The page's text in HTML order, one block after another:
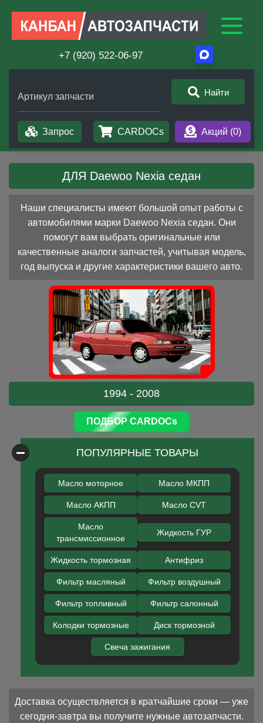
+7 (920) 522-06-97
Артикул запчасти Найти
Запрос CARDOCs Акций (0)
ДЛЯ Daewoo Nexia седан
Наши специалисты имеют большой опыт работы с
автомобилями марки Daewoo Nexia седан. Они
помогут вам выбрать оригинальные или
качественные аналоги запчастей, учитывая модель,
год выпуска и другие характеристики вашего авто.
1994 - 2008
ПОДБОР CARDOCs
ПОПУЛЯРНЫЕ ТОВАРЫ
Масло моторное Масло МКПП
Масло АКПП Масло CVT
Масло
трансмиссионное
Жидкость ГУР
Жидкость тормозная Антифриз
Фильтр масляный Фильтр воздушный
Фильтр топливный Фильтр салонный
Колодки тормозные Диск тормозной
Свеча зажигания
Доставка осуществляется в кратчайшие сроки — уже
сегодня-завтра вы получите нужные автозапчасти.